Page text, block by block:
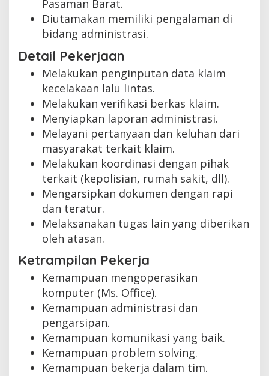
Pasaman Barat.
Diutamakan memiliki pengalaman di
bidang administrasi.
Detail Pekerjaan
Melakukan penginputan data klaim
kecelakaan lalu lintas.
Melakukan verifikasi berkas klaim.
Menyiapkan laporan administrasi.
Melayani pertanyaan dan keluhan dari
masyarakat terkait klaim.
Melakukan koordinasi dengan pihak
terkait (kepolisian, rumah sakit, dll).
Mengarsipkan dokumen dengan rapi
dan teratur.
Melaksanakan tugas lain yang diberikan
oleh atasan.
Ketrampilan Pekerja
Kemampuan mengoperasikan
komputer (Ms. Office).
Kemampuan administrasi dan
pengarsipan.
Kemampuan komunikasi yang baik.
Kemampuan problem solving.
Kemampuan bekerja dalam tim.